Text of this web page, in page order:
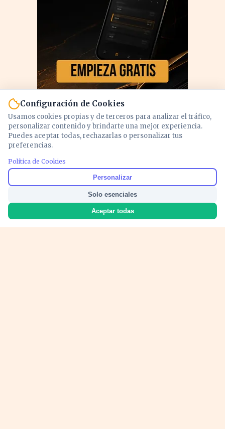
Configuración de Cookies
Usamos cookies propias y de terceros para analizar el tráfico,
personalizar contenido y brindarte una mejor experiencia.
Puedes aceptar todas, rechazarlas o personalizar tus
preferencias.
Política de Cookies
Personalizar
Solo esenciales
Aceptar todas